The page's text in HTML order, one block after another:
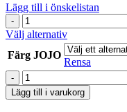
Lägg till i önskelistan
set
Korthållare
med
skjutreglage
och
JOJO
10-
Välj alternativDen
här
produkten
har
flera
varianter.
Färg JOJO
Rensa
set
Korthållare
med
Lägg till i varukorg